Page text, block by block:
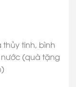
tinh, bình
(quà tặng